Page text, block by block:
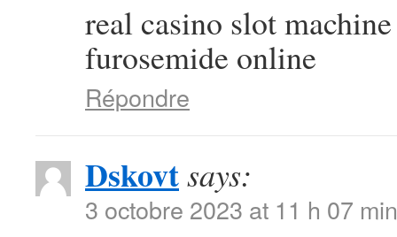
real casino slot
furosemide online
Répondre
Dskovtsays:
3 octobre 2023 at 11 h 07 min